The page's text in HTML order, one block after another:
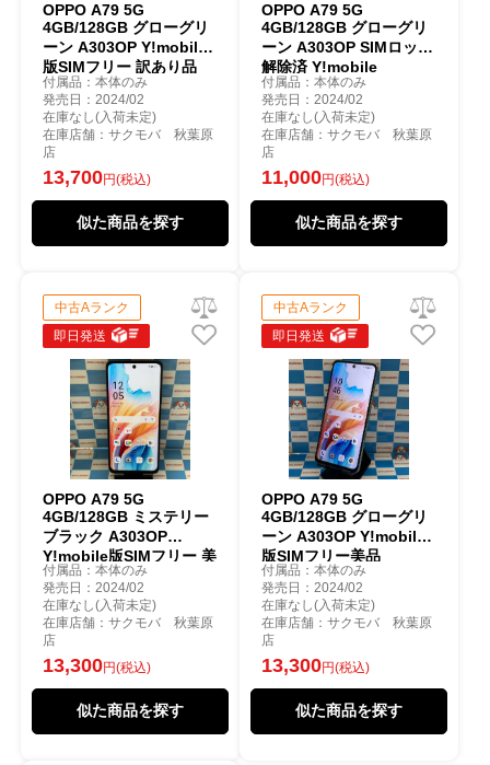
OPPO A79 5G
4GB/128GB グローグリ
ーン A303OP Y!mobile
版SIMフリー 訳あり品
付属品：本体のみ
発売日：2024/02
在庫なし(入荷未定)
在庫店舗：サクモバ 秋葉原
店
13,700円(税込)
似た商品を探す
OPPO A79 5G
4GB/128GB グローグリ
ーン A303OP SIMロック
解除済 Y!mobile
付属品：本体のみ
発売日：2024/02
在庫なし(入荷未定)
在庫店舗：サクモバ 秋葉原
店
11,000円(税込)
似た商品を探す
中古Aランク
即日発送
OPPO A79 5G
4GB/128GB ミステリー
ブラック A303OP
Y!mobile版SIMフリー 美
品
付属品：本体のみ
発売日：2024/02
在庫なし(入荷未定)
在庫店舗：サクモバ 秋葉原
店
13,300円(税込)
似た商品を探す
中古Aランク
即日発送
OPPO A79 5G
4GB/128GB グローグリ
ーン A303OP Y!mobile
版SIMフリー美品
付属品：本体のみ
発売日：2024/02
在庫なし(入荷未定)
在庫店舗：サクモバ 秋葉原
店
13,300円(税込)
似た商品を探す